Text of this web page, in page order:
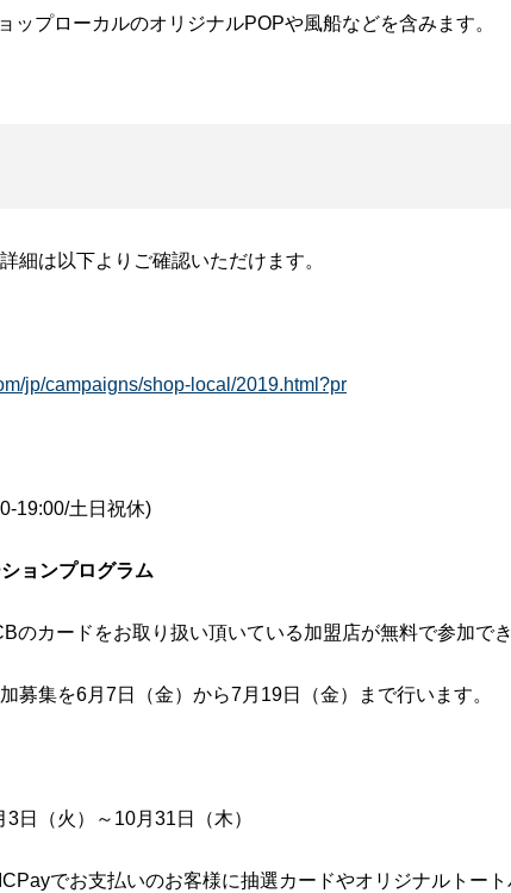
プローカルのオリジナルPOPや風船などを含みます。
細は以下よりご確認いただけます。
jp/campaigns/shop-local/2019.html?pr
19:00/土日祝休)
ョンプログラム
のカードをお取り扱い頂いている加盟店が無料で参加で
募集を6月7日（金）から7月19日（金）まで行います。
日（火）～10月31日（木）
でお支払いのお客様に抽選カードやオリジナルトー